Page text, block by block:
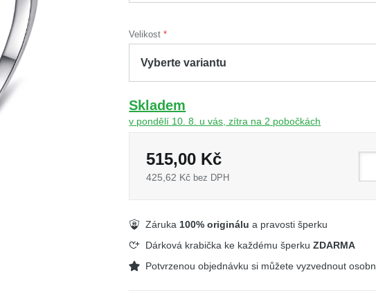
Velikost
Skladem
v pondělí 10. 8. u vás, zítra na 2 pobočkách
515,00 Kč
425,62 Kč bez DPH
Záruka 100% originálu a pravosti šperku
Dárková krabička ke každému šperkuZDARMA
Potvrzenou objednávku si můžete vyzvednout